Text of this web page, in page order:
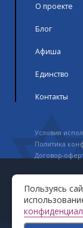
О проекте
Блог
Афиша
Единство
Контакты
Условия
Политика
Договор-
Авторское
Пользуясь